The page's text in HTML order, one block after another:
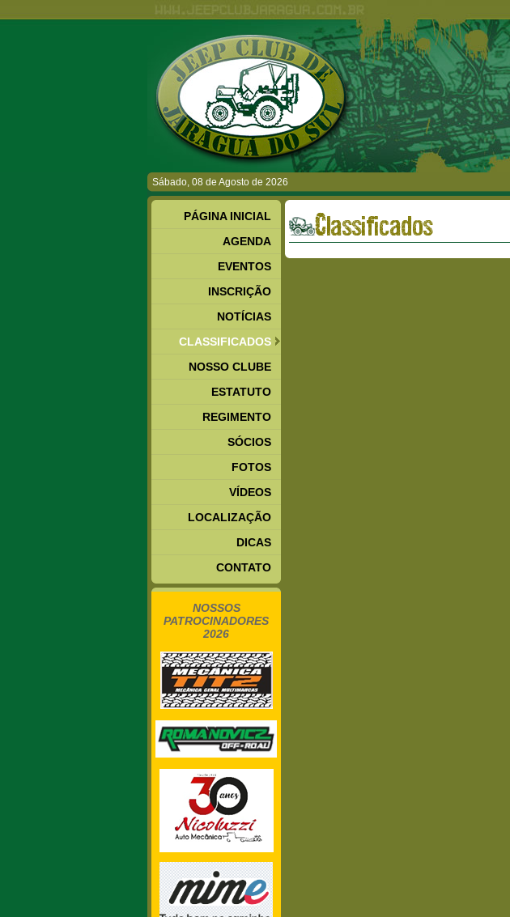
Sábado, 08 de Agosto de 2026
PÁGINA INICIAL
AGENDA
EVENTOS
INSCRIÇÃO
NOTÍCIAS
CLASSIFICADOS
NOSSO CLUBE
ESTATUTO
REGIMENTO
SÓCIOS
FOTOS
VÍDEOS
LOCALIZAÇÃO
DICAS
CONTATO
NOSSOS
PATROCINADORES
2026
Classificados